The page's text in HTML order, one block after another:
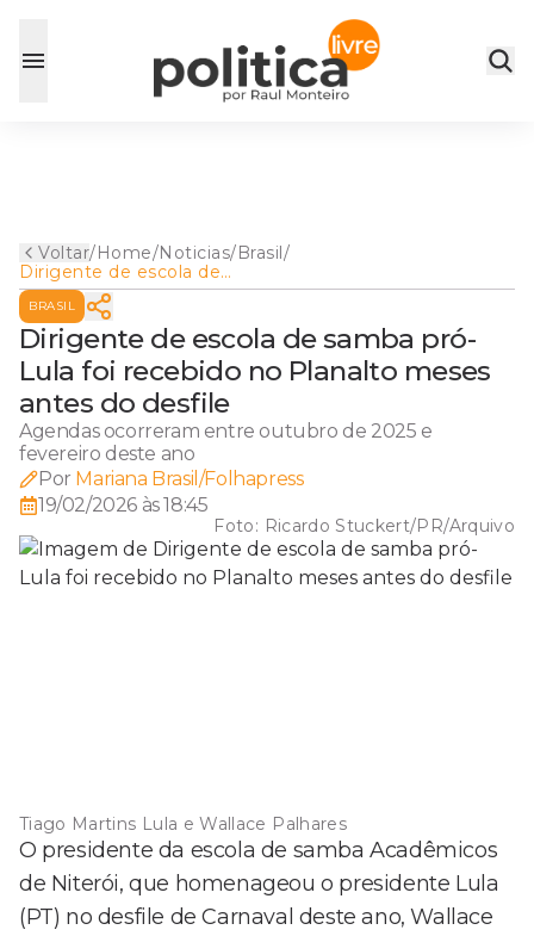
Voltar/Home/Noticias/Brasil/
Dirigente de escola de
samba pró-Lula foi recebido
no Planalto meses antes do
desfile
BRASIL
Dirigente de escola de samba pró-
Lula foi recebido no Planalto meses
antes do desfile
Agendas ocorreram entre outubro de 2025 e
fevereiro deste ano
Por Mariana Brasil/Folhapress
19/02/2026 às 18:45
Foto: Ricardo Stuckert/PR/Arquivo
Tiago Martins Lula e Wallace Palhares
O presidente da escola de samba Acadêmicos
de Niterói, que homenageou o presidente Lula
(PT) no desfile de Carnaval deste ano, Wallace